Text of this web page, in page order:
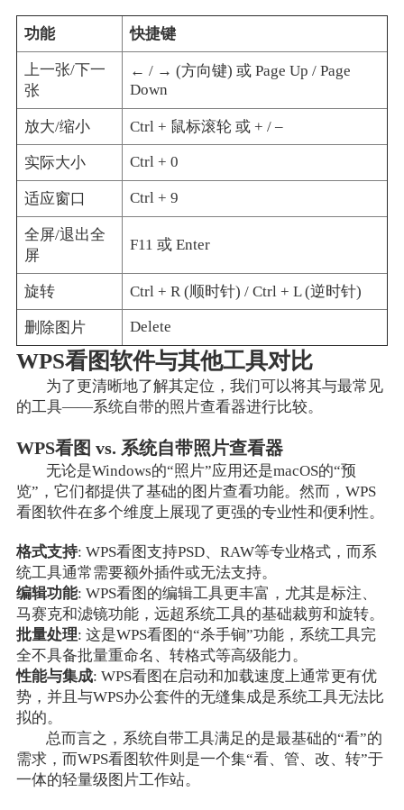
功能 快捷键
上一张/下一
张
← / → (方向键) 或 Page Up / Page
Down
放大/缩小 Ctrl + 鼠标滚轮 或 + / –
实际大小 Ctrl + 0
适应窗口 Ctrl + 9
全屏/退出全
屏
F11 或 Enter
旋转 Ctrl + R (顺时针) / Ctrl + L (逆时针)
删除图片 Delete
WPS看图软件与其他工具对比
为了更清晰地了解其定位，我们可以将其与最常见
的工具——系统自带的照片查看器进行比较。
WPS看图 vs. 系统自带照片查看器
无论是Windows的“照片”应用还是macOS的“预
览”，它们都提供了基础的图片查看功能。然而，WPS
看图软件在多个维度上展现了更强的专业性和便利性。
格式支持: WPS看图支持PSD、RAW等专业格式，而系
统工具通常需要额外插件或无法支持。
编辑功能: WPS看图的编辑工具更丰富，尤其是标注、
马赛克和滤镜功能，远超系统工具的基础裁剪和旋转。
批量处理: 这是WPS看图的“杀手锏”功能，系统工具完
全不具备批量重命名、转格式等高级能力。
性能与集成: WPS看图在启动和加载速度上通常更有优
势，并且与WPS办公套件的无缝集成是系统工具无法比
拟的。
总而言之，系统自带工具满足的是最基础的“看”的
需求，而WPS看图软件则是一个集“看、管、改、转”于
一体的轻量级图片工作站。